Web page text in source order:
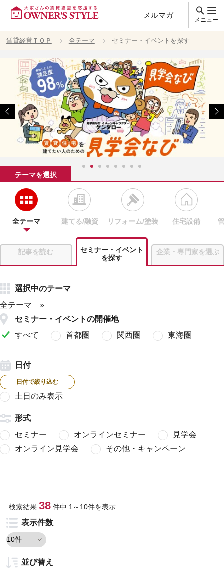
メルマガ
メニュー
賃貸経営ＴＯＰ 全テーマ セミナー・イベントを探す
テーマを選択
全テーマ 建てる/融資 リフォーム/塗装 住宅設備
記事を読む
セミナー・イベント
を探す
企業・専門家を選ぶ
選択中のテーマ
全テーマ
セミナー・イベントの開催地
すべて
首都圏 関西圏 東海圏
日付
日付で絞り込む
土日のみ表示
形式
セミナー
オンラインセミナー
見学会
オンライン見学会
その他・キャンペーン
検索結果 38 件中 1 ～ 10件を表示
表示件数
並び替え